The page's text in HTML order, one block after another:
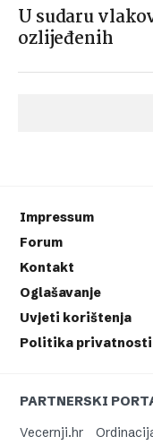
U sudaru
ozlijeđenih
Impressum
Forum
Kontakt
Oglašavanje
Uvjeti korištenja
Politika privatnosti
PARTNERSKI
Vecernji.hr